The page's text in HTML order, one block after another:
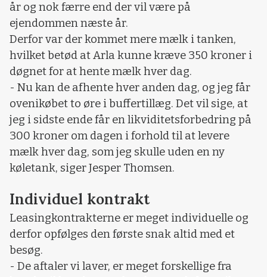
år og nok færre end der vil være på
ejendommen næste år.
Derfor var der kommet mere mælk i tanken,
hvilket betød at Arla kunne kræve 350 kroner i
døgnet for at hente mælk hver dag.
- Nu kan de afhente hver anden dag, og jeg får
ovenikøbet to øre i buffertillæg. Det vil sige, at
jeg i sidste ende får en likviditetsforbedring på
300 kroner om dagen i forhold til at levere
mælk hver dag, som jeg skulle uden en ny
køletank, siger Jesper Thomsen.
Individuel kontrakt
Leasingkontrakterne er meget individuelle og
derfor opfølges den første snak altid med et
besøg.
- De aftaler vi laver, er meget forskellige fra